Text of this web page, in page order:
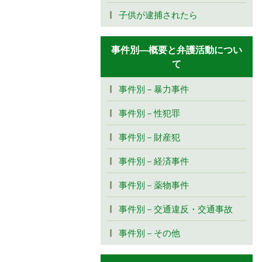
子供が逮捕されたら
事件別―概要と弁護活動につい
て
事件別－暴力事件
事件別－性犯罪
事件別－財産犯
事件別－経済事件
事件別－薬物事件
事件別－交通違反・交通事故
事件別－その他